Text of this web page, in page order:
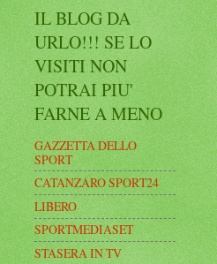
IL BLOG DA
URLO!!! SE LO
VISITI NON
POTRAI PIU'
FARNE A MENO
GAZZETTA DELLO
SPORT
CATANZARO SPORT24
LIBERO
SPORTMEDIASET
STASERA IN TV